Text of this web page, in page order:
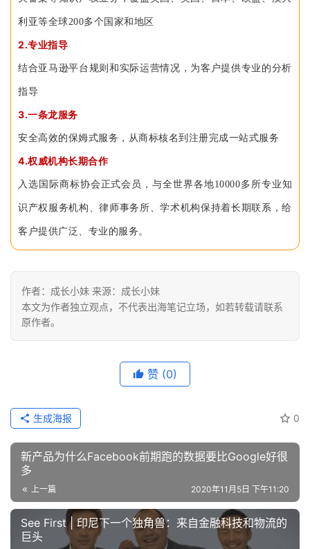
利亚等全球200多个国家和地区
2.专业指导
结合亚马逊平台规则和实际运营情况，为客户提供专业的分析
指导
3.一条龙服务
安全高效的保姆式服务，从商标核名到注册完成一站式服务
4.权威机构长期合作
入选国际商标协会正式会员，与全世界各地10000多所专业知
识产权服务机构、律师事务所、学术机构保持着长期联系，给
客户提供广泛、专业的服务。
作者：成长小妹 来源：成长小妹
本文为作者独立观点，不代表出海笔记立场，如若转载请联系
原作者。
赞 (0)
0
生成海报
新产品为什么Facebook前期跑的数据要比Google好很
多
上一篇 2020年11月5日 下午11:20
See First | 印尼下一个独角兽：来自金融科技和物流的
巨头